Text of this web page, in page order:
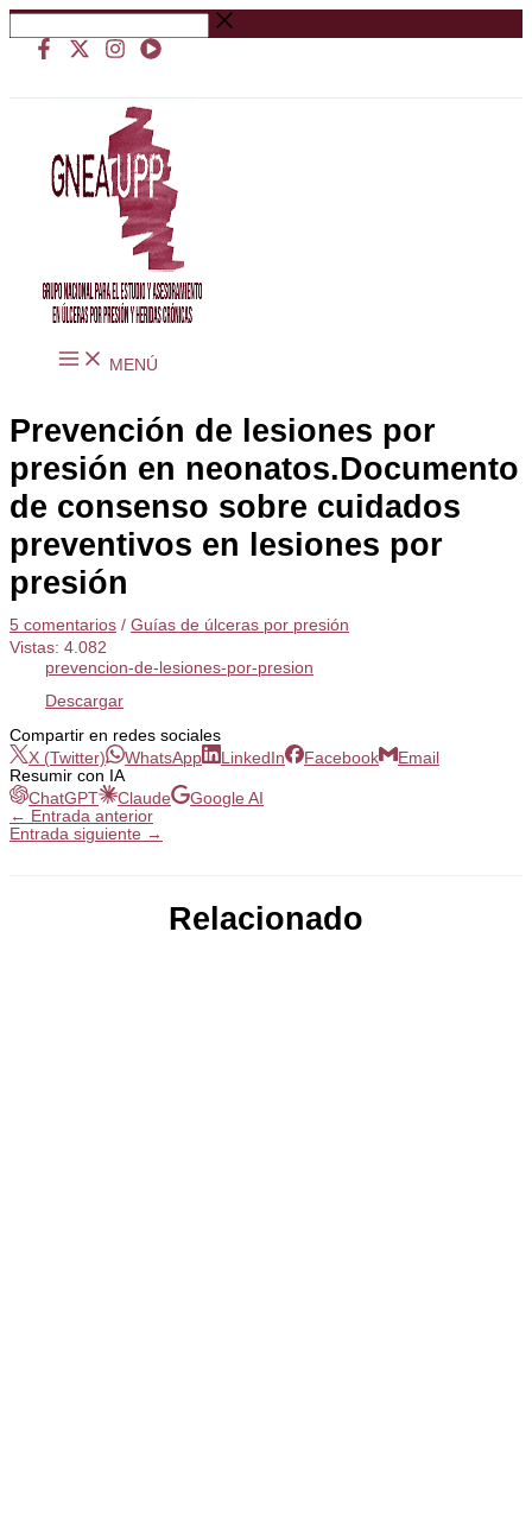
Ir
al
contenido
Buscar
…
MENÚ
Prevención de lesiones por
presión en neonatos.Documento
de consenso sobre cuidados
preventivos en lesiones por
presión
5 comentarios / Guías de úlceras por presión
Vistas: 4.082
prevencion-de-lesiones-por-presion
Descargar
Compartir en redes sociales
X (Twitter)
WhatsApp LinkedIn Facebook
Email
Resumir con IA
ChatGPT
Claude
Google AI
← Entrada anterior
Entrada siguiente →
Relacionado